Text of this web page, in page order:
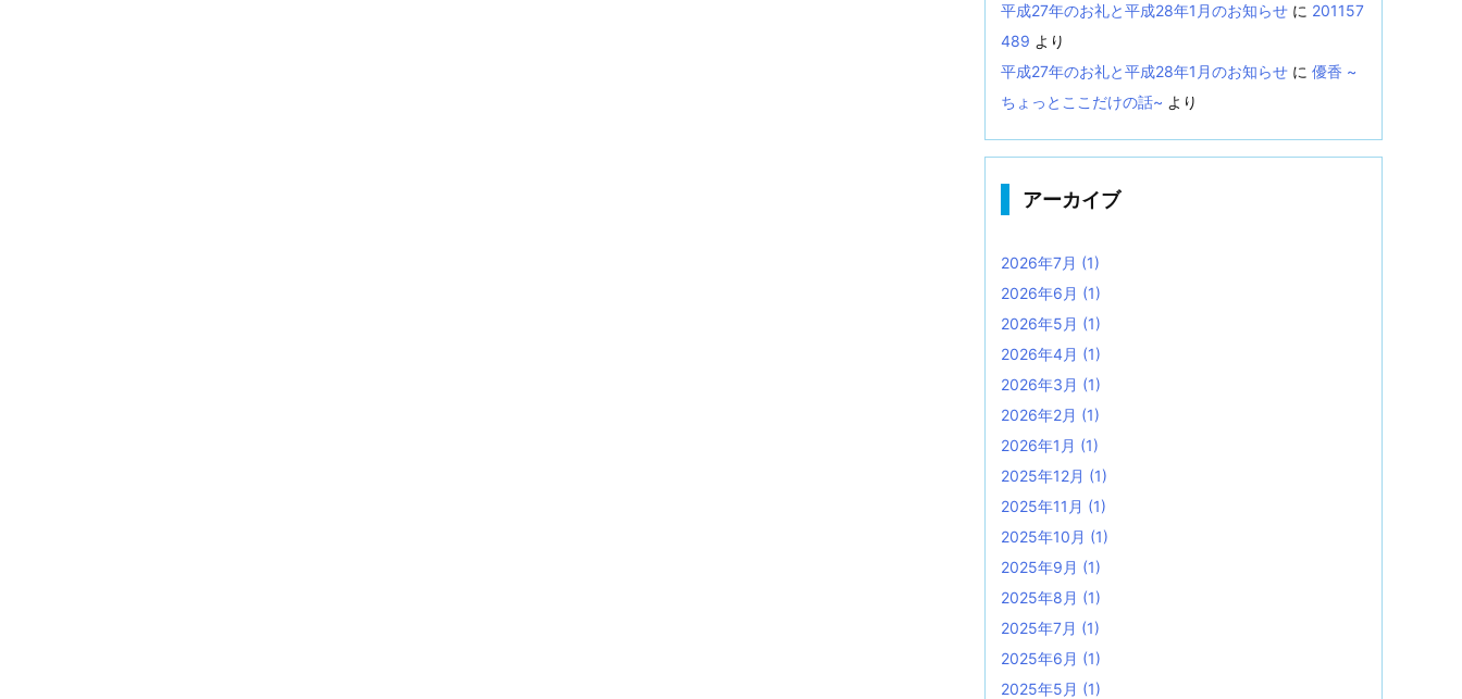
平成27年のお礼と平成28年1月のお知らせ に 201157
489 より
平成27年のお礼と平成28年1月のお知らせ に 優香 ~
ちょっとここだけの話~ より
アーカイブ
2026年7月 (1)
2026年6月 (1)
2026年5月 (1)
2026年4月 (1)
2026年3月 (1)
2026年2月 (1)
2026年1月 (1)
2025年12月 (1)
2025年11月 (1)
2025年10月 (1)
2025年9月 (1)
2025年8月 (1)
2025年7月 (1)
2025年6月 (1)
2025年5月 (1)